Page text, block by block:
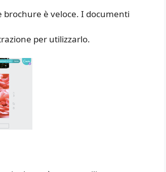
brochure è veloce. I documenti
per utilizzarlo.